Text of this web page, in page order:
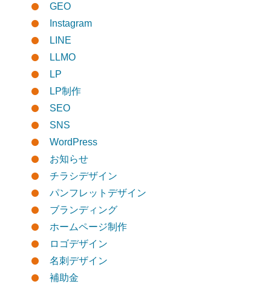
GEO
Instagram
LINE
LLMO
LP
LP制作
SEO
SNS
WordPress
お知らせ
チラシデザイン
パンフレットデザイン
ブランディング
ホームページ制作
ロゴデザイン
名刺デザイン
補助金